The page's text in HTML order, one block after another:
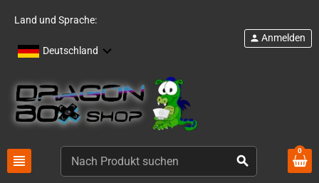
Land und Sprache:
Deutschland
view_headline search
person Anmelden
0